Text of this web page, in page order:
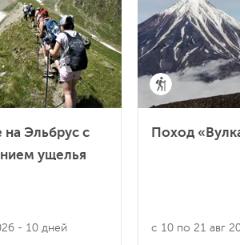
Эльбрус с
ущелья
- 10 дней
Поход
с 10 по 21 авг